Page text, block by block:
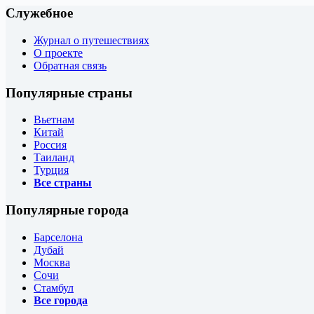
Служебное
Журнал о путешествиях
О проекте
Обратная связь
Популярные страны
Вьетнам
Китай
Россия
Таиланд
Турция
Все страны
Популярные города
Барселона
Дубай
Москва
Сочи
Стамбул
Все города